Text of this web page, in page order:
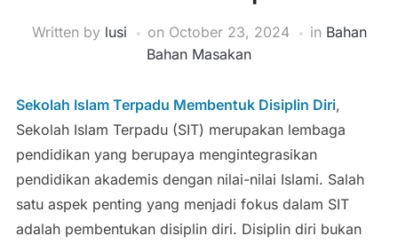
Written by lusi on October 23, 2024 in Bahan
Bahan Masakan
Sekolah Islam Terpadu Membentuk Disiplin Diri,
Sekolah Islam Terpadu (SIT) merupakan lembaga
pendidikan yang berupaya mengintegrasikan
pendidikan akademis dengan nilai-nilai Islami. Salah
satu aspek penting yang menjadi fokus dalam SIT
adalah pembentukan disiplin diri. Disiplin diri bukan